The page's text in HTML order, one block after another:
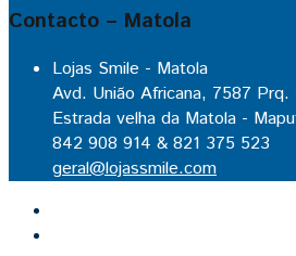
Contacto – Matola
Lojas Smile - Matola
Avd. União Africana, 7587
Estrada velha da Matola -
842 908 914 & 821 375 523
geral@lojassmile.com